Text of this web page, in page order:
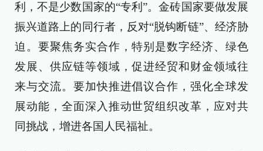
利，不是少数国家的“专利”。金砖国家要做发展
振兴道路上的同行者，反对“脱钩断链”、经济胁
迫。要聚焦务实合作，特别是数字经济、绿色
发展、供应链等领域，促进经贸和财金领域往
来与交流。要加快推进倡议合作，强化全球发
展动能，全面深入推动世贸组织改革，应对共
同挑战，增进各国人民福祉。